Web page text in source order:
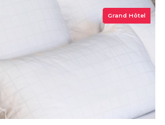
Grand Hôtel